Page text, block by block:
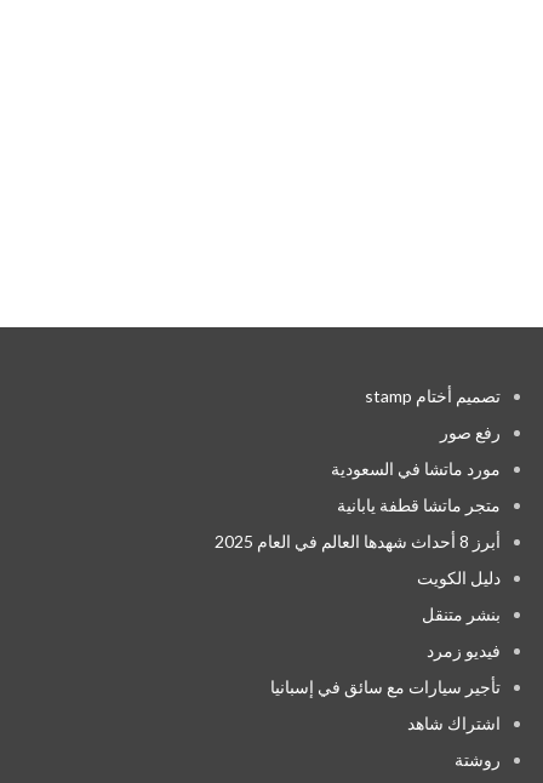
تصميم أختام stamp
رفع صور
مورد ماتشا في السعودية
متجر ماتشا قطفة يابانية
أبرز 8 أحداث شهدها العالم في العام 2025
دليل الكويت
بنشر متنقل
فيديو زمرد
تأجير سيارات مع سائق في إسبانيا
اشتراك شاهد
روشتة